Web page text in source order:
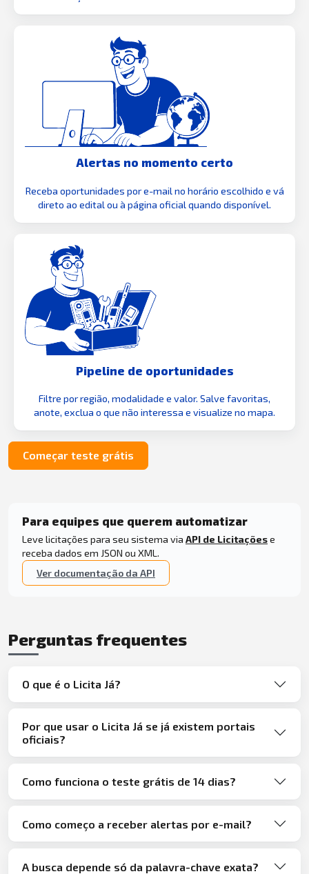
Alertas no momento certo
Receba oportunidades por e-mail no horário escolhido e vá
direto ao edital ou à página oficial quando disponível.
Pipeline de oportunidades
Filtre por região, modalidade e valor. Salve favoritas,
anote, exclua o que não interessa e visualize no mapa.
Começar teste grátis
Para equipes que querem automatizar
Leve licitações para seu sistema via API de Licitaçõese
receba dados em JSON ou XML.
Ver documentação da API
Perguntas frequentes
O que é o Licita Já?
Por que usar o Licita Já se já existem portais
oficiais?
Como funciona o teste grátis de 14 dias?
Como começo a receber alertas por e-mail?
A busca depende só da palavra-chave exata?